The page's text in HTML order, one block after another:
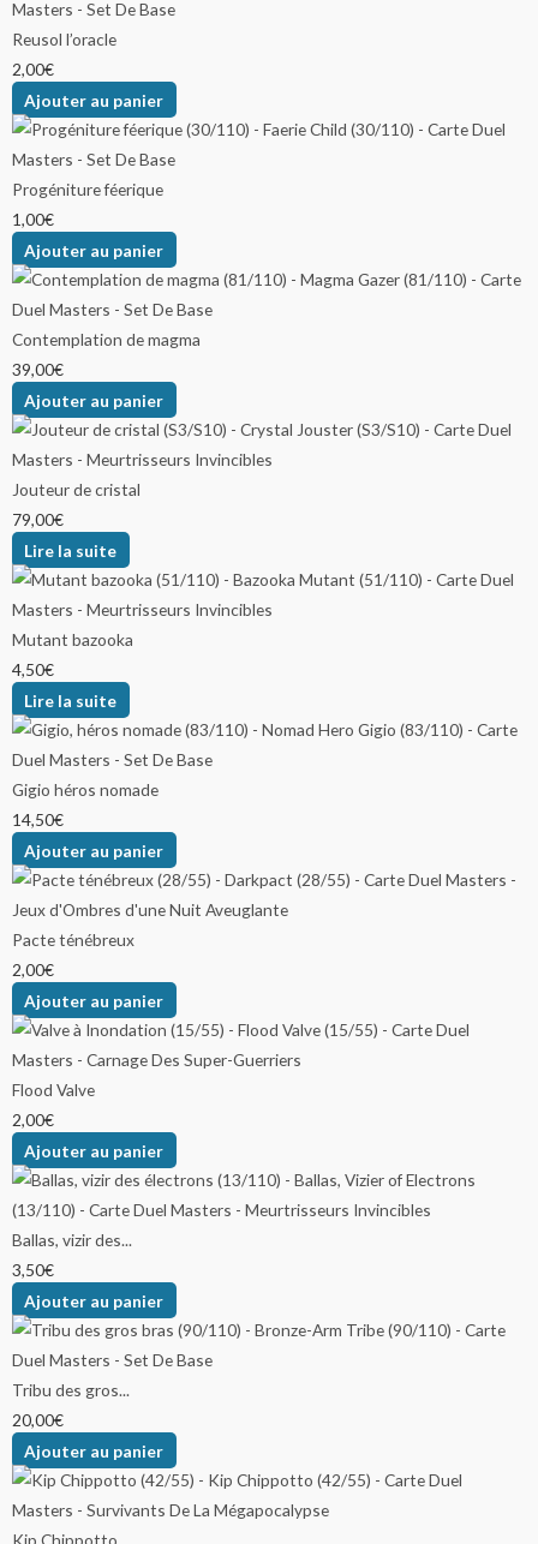
Reusol l’oracle
2,00€
Ajouter au panier
Progéniture féerique
1,00€
Ajouter au panier
Contemplation de magma
39,00€
Ajouter au panier
Jouteur de cristal
79,00€
Lire la suite
Mutant bazooka
4,50€
Lire la suite
Gigio héros nomade
14,50€
Ajouter au panier
Pacte ténébreux
2,00€
Ajouter au panier
Flood Valve
2,00€
Ajouter au panier
Ballas, vizir des...
3,50€
Ajouter au panier
Tribu des gros...
20,00€
Ajouter au panier
sur
sur
sur